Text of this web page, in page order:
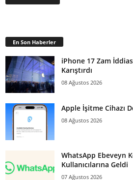
En Son Haberler
iPhone 17 Zam
Karıştırdı
08 Ağustos 2026
Apple İşitme Cihazı
08 Ağustos 2026
WhatsApp Ebeveyn
Kullanıcılarına Geldi
07 Ağustos 2026